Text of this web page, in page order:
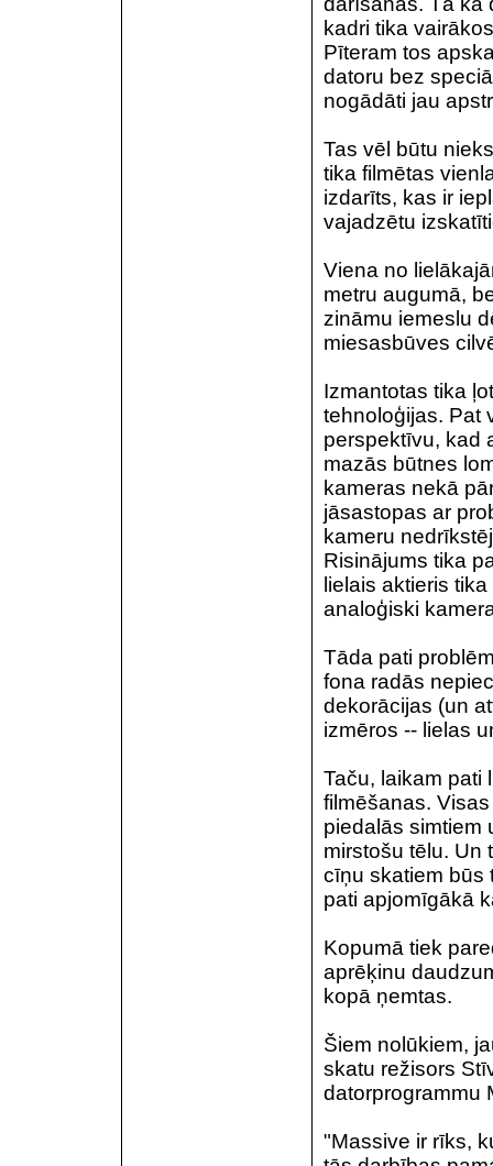
kadri tika
Pīteram tos
datoru bez
nogādāti jau
Tas vēl būtu
tika filmētas
izdarīts, kas ir
vajadzētu
Viena no
metru augumā,
zināmu iemeslu
miesasbūves
Izmantotas tika
tehnoloģijas. Pat
perspektīvu, kad
mazās būtnes
kameras nekā
jāsastopas ar
kameru
Risinājums tika
lielais aktieris
analoģiski
Tāda pati
fona radās
dekorācijas (un
izmēros -- lielas
Taču, laikam pati
filmēšanas.
piedalās simtiem
mirstošu tēlu. Un
cīņu skatiem būs
pati apjomīgākā
Kopumā tiek
aprēķinu
kopā ņemtas.
Šiem nolūkiem,
skatu režisors
datorprogrammu
"Massive ir rīks,